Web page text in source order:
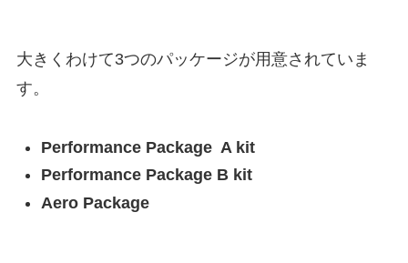
大きくわけて3つのパッケージが用意されていま
す。
Performance Package A kit
Performance Package B kit
Aero Package